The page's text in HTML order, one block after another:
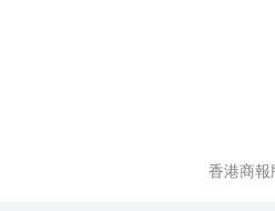
香港商報